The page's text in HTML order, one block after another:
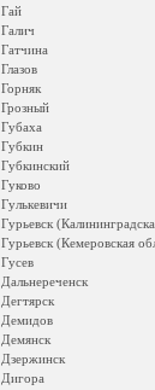
Гай
Галич
Гатчина
Глазов
Горняк
Грозный
Губаха
Губкин
Губкинский
Гуково
Гулькевичи
Гурьевск
Гурьевск (Кемеровская
Гусев
Дальнереченск
Дегтярск
Демидов
Демянск
Дзержинск
Дигора